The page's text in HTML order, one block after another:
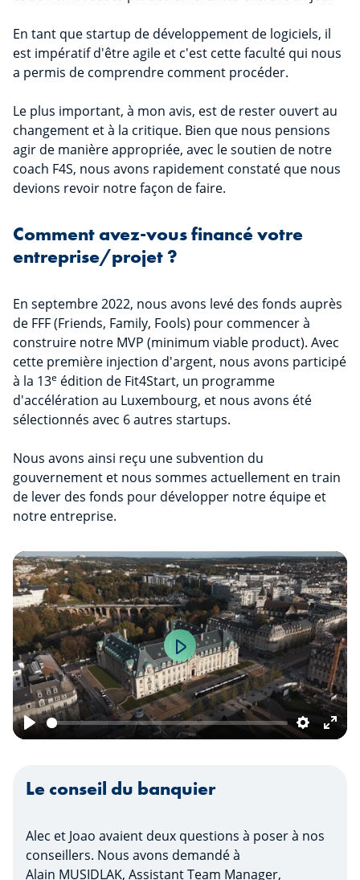
En tant que startup de développement de logiciels, il
est impératif d'être agile et c'est cette faculté qui nous
a permis de comprendre comment procéder.
Le plus important, à mon avis, est de rester ouvert au
changement et à la critique. Bien que nous pensions
agir de manière appropriée, avec le soutien de notre
coach F4S, nous avons rapidement constaté que nous
devions revoir notre façon de faire.
Comment avez-vous financé votre
entreprise/projet ?
En septembre 2022, nous avons levé des fonds auprès
de FFF (Friends, Family, Fools) pour commencer à
construire notre MVP (minimum viable product). Avec
cette première injection d'argent, nous avons participé
à la 13e édition de Fit4Start, un programme
d'accélération au Luxembourg, et nous avons été
sélectionnés avec 6 autres startups.
Nous avons ainsi reçu une subvention du
gouvernement et nous sommes actuellement en train
de lever des fonds pour développer notre équipe et
notre entreprise.
Play Settings
Play
Le conseil du banquier
Alec et Joao avaient deux questions à poser à nos
conseillers. Nous avons demandé à
Alain MUSIDLAK, Assistant Team Manager,